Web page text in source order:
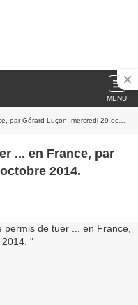
MENU
Luçon, mercredi 29 octobre 2014.
... en France, par
2014.